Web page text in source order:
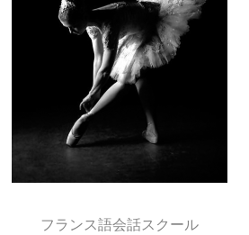
フランス語会話スクール